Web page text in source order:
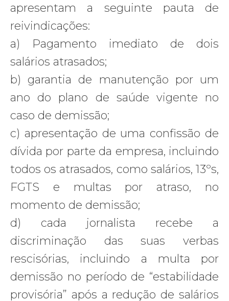
apresentam a seguinte pauta de
reivindicações:
a) Pagamento imediato de dois
salários atrasados;
b) garantia de manutenção por um
ano do plano de saúde vigente no
caso de demissão;
c) apresentação de uma confissão de
dívida por parte da empresa, incluindo
todos os atrasados, como salários, 13ºs,
FGTS e multas por atraso, no
momento de demissão;
d) cada jornalista recebe a
discriminação das suas verbas
rescisórias, incluindo a multa por
demissão no período de “estabilidade
provisória” após a redução de salários